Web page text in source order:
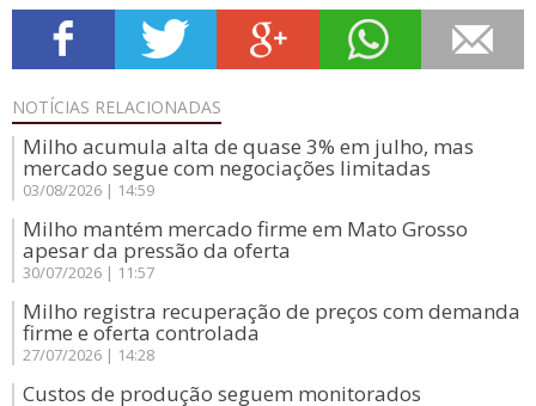
NOTÍCIAS RELACIONADAS
Milho acumula alta de quase 3% em julho, mas
mercado segue com negociações limitadas
03/08/2026 | 14:59
Milho mantém mercado firme em Mato Grosso
apesar da pressão da oferta
30/07/2026 | 11:57
Milho registra recuperação de preços com demanda
firme e oferta controlada
27/07/2026 | 14:28
Custos de produção seguem monitorados